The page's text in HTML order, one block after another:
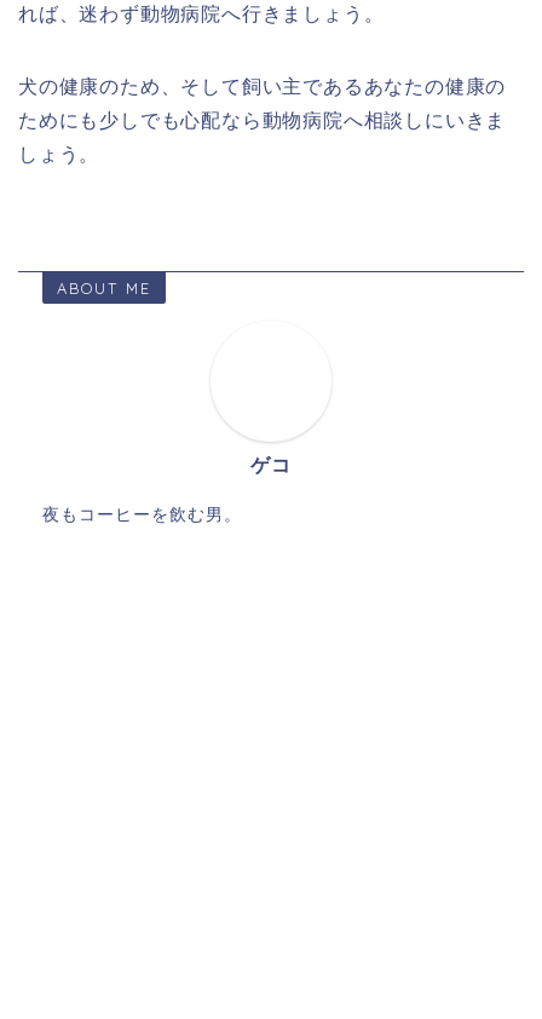
れば、迷わず動物病院へ行きましょう。
犬の健康のため、そして飼い主であるあなたの健康の
ためにも少しでも心配なら動物病院へ相談しにいきま
しょう。
ABOUT ME
ゲコ
夜もコーヒーを飲む男。